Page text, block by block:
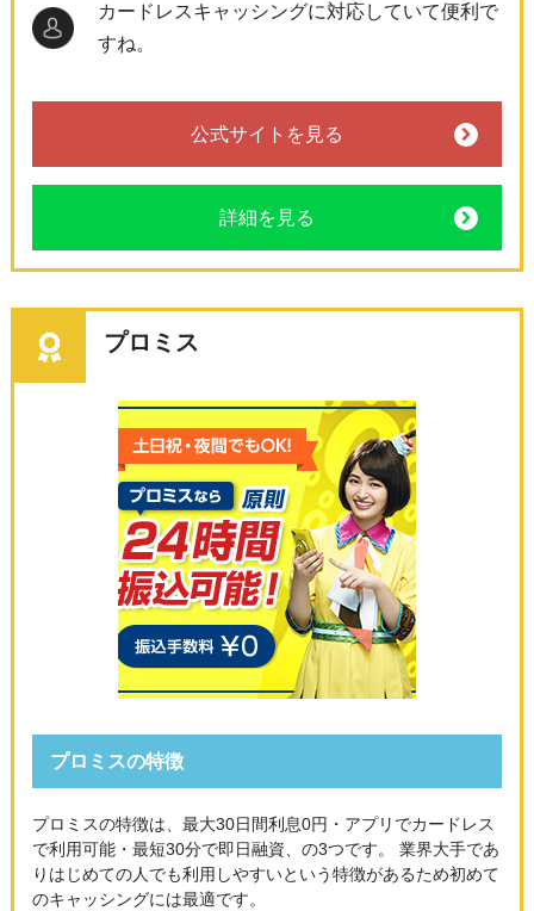
カードレスキャッシングに対応していて便利で
すね。
公式サイトを見る
詳細を見る
プロミス
プロミスの特徴
プロミスの特徴は、最大30日間利息0円・アプリでカードレス
で利用可能・最短30分で即日融資、の3つです。 業界大手であ
りはじめての人でも利用しやすいという特徴があるため初めて
のキャッシングには最適です。